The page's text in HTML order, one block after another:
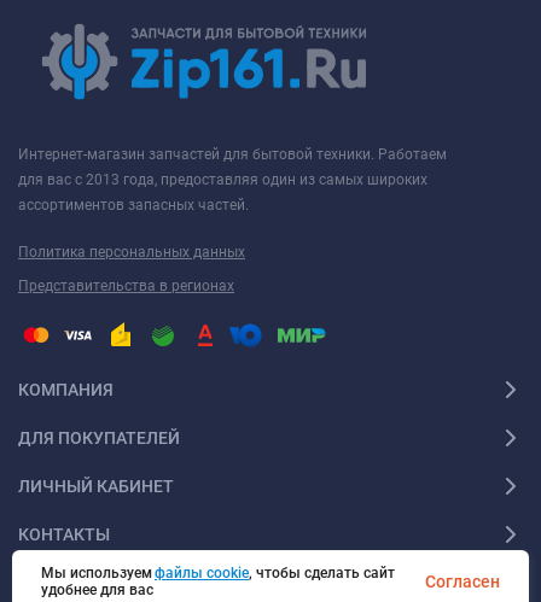
Интернет-магазин запчастей для бытовой техники. Работаем
для вас с 2013 года, предоставляя один из самых широких
ассортиментов запасных частей.
Политика персональных данных
Представительства в регионах
КОМПАНИЯ
ДЛЯ ПОКУПАТЕЛЕЙ
ЛИЧНЫЙ КАБИНЕТ
КОНТАКТЫ
Мы используемфайлы cookie, чтобы сделать сайт
удобнее для вас
Согласен